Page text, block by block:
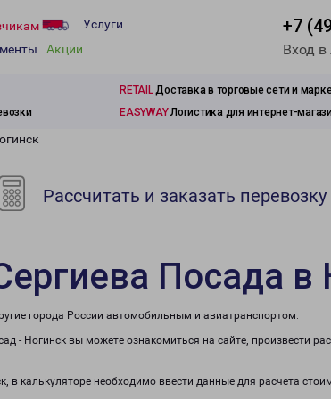
Услуги
Акции
+7
Вход
RETAILДоставка в торговые сети и
EASYWAYЛогистика для интернет-
Рассчитать и заказать перевозку
Посада в
города России автомобильным и авиатранспортом.
- Ногинск вы можете ознакомиться на сайте, произвести
в калькуляторе необходимо ввести данные для расчета